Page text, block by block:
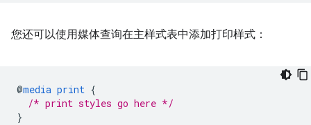
您还可以使用媒体查询在主样式表中添加打印样式：
@media print {
/* print styles go here */
}